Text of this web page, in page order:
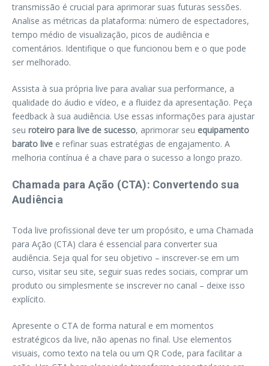
transmissão é crucial para aprimorar suas futuras sessões.
Analise as métricas da plataforma: número de espectadores,
tempo médio de visualização, picos de audiência e
comentários. Identifique o que funcionou bem e o que pode
ser melhorado.
Assista à sua própria live para avaliar sua performance, a
qualidade do áudio e vídeo, e a fluidez da apresentação. Peça
feedback à sua audiência. Use essas informações para ajustar
seu roteiro para live de sucesso, aprimorar seu equipamento
barato live e refinar suas estratégias de engajamento. A
melhoria contínua é a chave para o sucesso a longo prazo.
Chamada para Ação (CTA): Convertendo sua
Audiência
Toda live profissional deve ter um propósito, e uma Chamada
para Ação (CTA) clara é essencial para converter sua
audiência. Seja qual for seu objetivo – inscrever-se em um
curso, visitar seu site, seguir suas redes sociais, comprar um
produto ou simplesmente se inscrever no canal – deixe isso
explícito.
Apresente o CTA de forma natural e em momentos
estratégicos da live, não apenas no final. Use elementos
visuais, como texto na tela ou um QR Code, para facilitar a